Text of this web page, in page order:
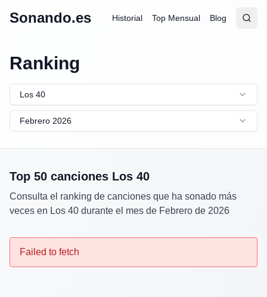
Sonando.es Historial Top Mensual Blog
Abrir
Ranking
Los 40
Febrero 2026
Top 50 canciones Los 40
Consulta el ranking de canciones que ha sonado más
veces en Los 40 durante el mes de Febrero de 2026
Failed to fetch